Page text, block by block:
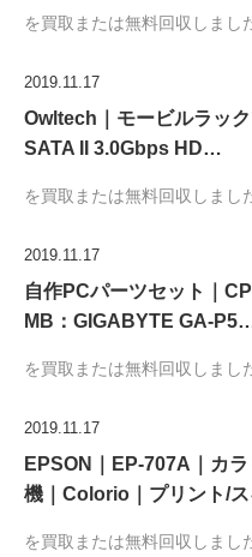
を買取または無料回収しまし
2019.11.17
Owltech｜モービルラッ
SATA II 3.0Gbps HD…
を買取または無料回収しまし
2019.11.17
自作PCパーツセット｜
MB：GIGABYTE GA-
を買取または無料回収しまし
2019.11.17
EPSON｜EP-707A｜カ
機｜Colorio｜プリント/
を買取または無料回収しまし